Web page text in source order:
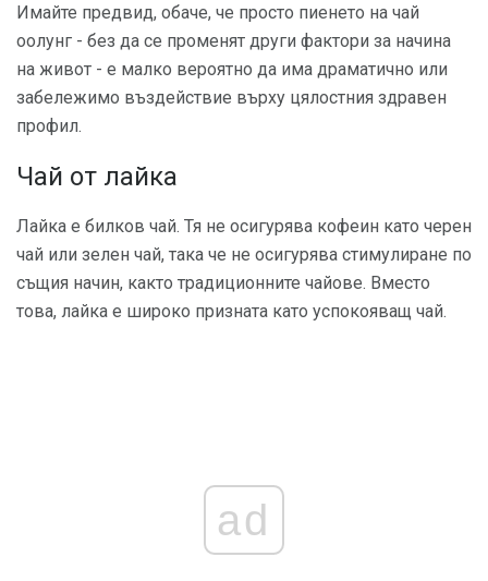
Имайте предвид, обаче, че просто пиенето на чай
оолунг - без да се променят други фактори за начина
на живот - е малко вероятно да има драматично или
забележимо въздействие върху цялостния здравен
профил.
Чай от лайка
Лайка е билков чай. Тя не осигурява кофеин като черен
чай или зелен чай, така че не осигурява стимулиране по
същия начин, както традиционните чайове. Вместо
това, лайка е широко призната като успокояващ чай.
ad